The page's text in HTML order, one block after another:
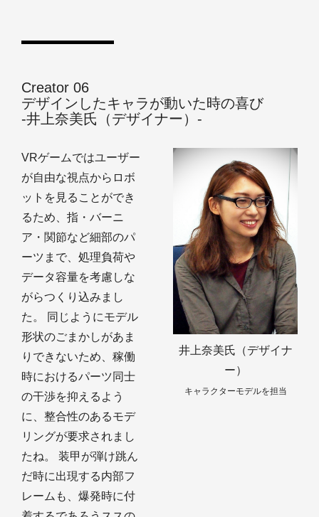
Creator 06
デザインしたキャラが動いた時の喜び
‐井上奈美氏（デザイナー）‐
VRゲームではユーザー
が自由な視点からロボ
ットを見ることができ
るため、指・バーニ
ア・関節など細部のパ
ーツまで、処理負荷や
データ容量を考慮しな
がらつくり込みまし
た。 同じようにモデル
形状のごまかしがあま
りできないため、稼働
時におけるパーツ同士
の干渉を抑えるよう
に、整合性のあるモデ
リングが要求されまし
たね。 装甲が弾け跳ん
だ時に出現する内部フ
レームも、爆発時に付
井上奈美氏（デザイナ
ー）
キャラクターモデルを担当